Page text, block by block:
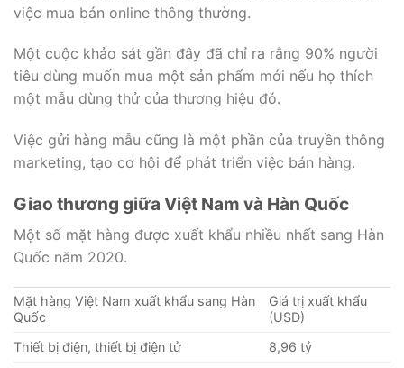
việc mua bán online thông thường.
Một cuộc khảo sát gần đây đã chỉ ra rằng 90% người
tiêu dùng muốn mua một sản phẩm mới nếu họ thích
một mẫu dùng thử của thương hiệu đó.
Việc gửi hàng mẫu cũng là một phần của truyền thông
marketing, tạo cơ hội để phát triển việc bán hàng.
Giao thương giữa Việt Nam và Hàn Quốc
Một số mặt hàng được xuất khẩu nhiều nhất sang Hàn
Quốc năm 2020.
Mặt hàng Việt Nam xuất khẩu sang Hàn
Quốc
Giá trị xuất khẩu
(USD)
Thiết bị điện, thiết bị điện tử
8,96 tỷ